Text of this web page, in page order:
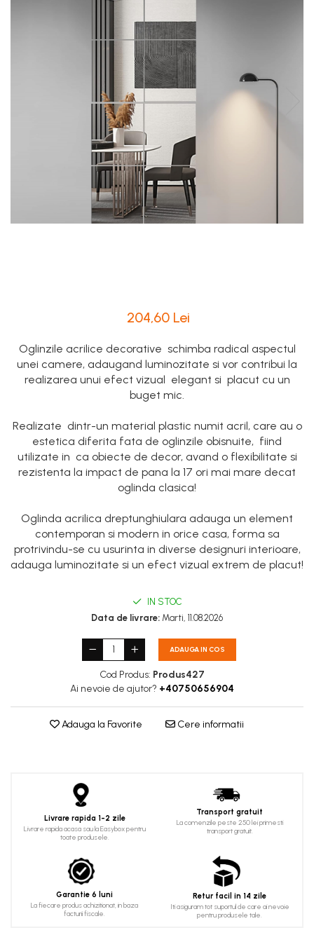
Markere Multisuprafete
204,60 Lei
Oglinzile acrilice decorative schimba radical aspectul
unei camere, adaugand luminozitate si vor contribui la
realizarea unui efect vizual elegant si placut cu un
buget mic.
Realizate dintr-un material plastic numit acril, care au o
estetica diferita fata de oglinzile obisnuite, fiind
utilizate in ca obiecte de decor, avand o flexibilitate si
rezistenta la impact de pana la 17 ori mai mare decat
oglinda clasica!
Oglinda acrilica dreptunghiulara adauga un element
contemporan si modern in orice casa, forma sa
protrivindu-se cu usurinta in diverse designuri interioare,
adauga luminozitate si un efect vizual extrem de placut!
IN STOC
Data de livrare: Marti, 11.08.2026
ADAUGA IN COS
Cod Produs: Produs427
Ai nevoie de ajutor? +40750656904
Adauga la Favorite Cere informatii
Livrare rapida 1-2 zile
Livrare rapida acasa sau la Easybox pentru
toate produsele.
Transport gratuit
La comenzile peste 250 lei primesti
transport gratuit.
Garantie 6 luni
La fiecare produs achizitionat, in baza
facturii fiscale.
Retur facil in 14 zile
Iti asiguram tot suportul de care ai nevoie
pentru produsele tale.